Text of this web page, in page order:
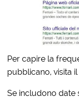
Per capire la
pubblicano, visita
Se includono date